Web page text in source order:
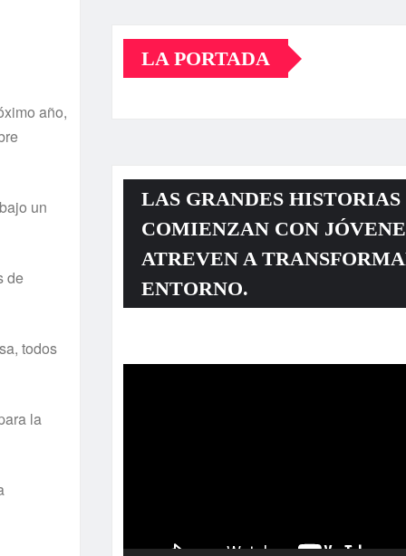
año,
un
de
todos
la
LA PORTADA
LAS GRANDES HISTORIAS
COMIENZAN CON
ATREVEN A
ENTORNO.